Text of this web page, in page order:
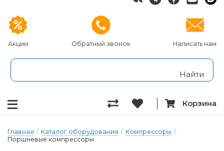
Акции Обратный звонок Написать нам
Корзина
Главная / Каталог оборудования / Компрессоры /
Поршневые компрессоры